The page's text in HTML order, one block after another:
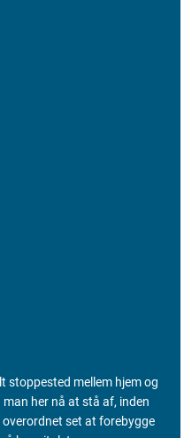
stoppested mellem hjem og
her nå at stå af, inden
overordnet set at forebygge